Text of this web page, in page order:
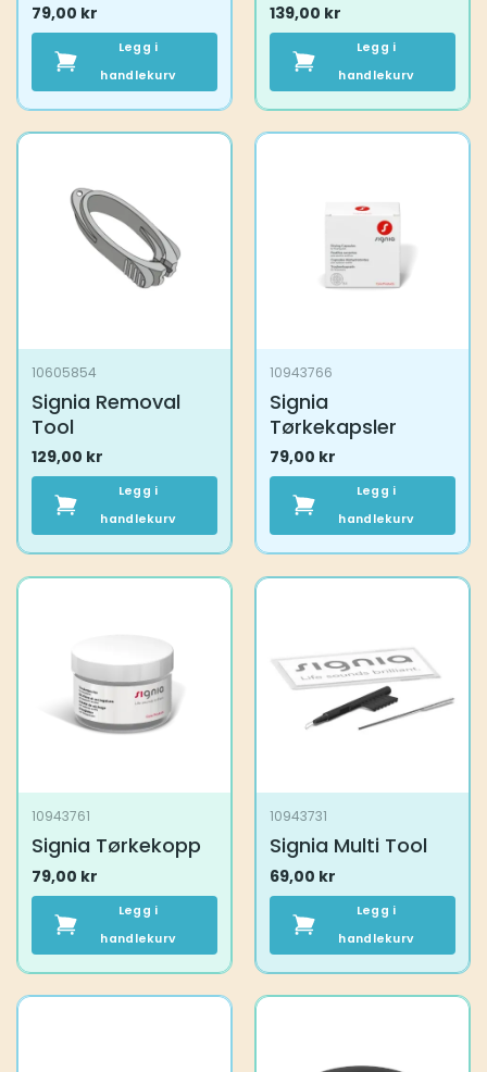
79,00 kr
Legg i
handlekurv
139,00 kr
Legg i
handlekurv
10605854
Signia Removal
Tool
129,00 kr
Legg i
handlekurv
10943766
Signia
Tørkekapsler
79,00 kr
Legg i
handlekurv
10943761
Signia Tørkekopp
79,00 kr
Legg i
handlekurv
10943731
Signia Multi Tool
69,00 kr
Legg i
handlekurv